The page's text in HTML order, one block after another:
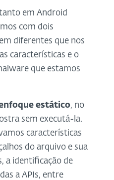
em Android
com dois
diferentes que nos
características e o
que estamos
estático, no
sem executá-la.
características
do arquivo e sua
a identificação de
a APIs, entre